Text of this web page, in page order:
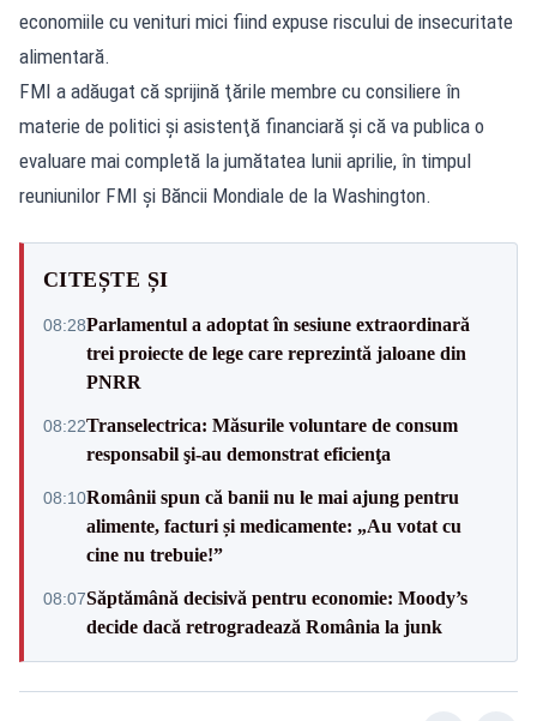
economiile cu venituri mici fiind expuse riscului de insecuritate
alimentară.
FMI a adăugat că sprijină ţările membre cu consiliere în
materie de politici şi asistenţă financiară şi că va publica o
evaluare mai completă la jumătatea lunii aprilie, în timpul
reuniunilor FMI şi Băncii Mondiale de la Washington.
CITEȘTE ȘI
08:28Parlamentul a adoptat în sesiune extraordinară
trei proiecte de lege care reprezintă jaloane din
PNRR
08:22Transelectrica: Măsurile voluntare de consum
responsabil şi-au demonstrat eficienţa
08:10Românii spun că banii nu le mai ajung pentru
alimente, facturi și medicamente: „Au votat cu
cine nu trebuie!”
08:07Săptămână decisivă pentru economie: Moody’s
decide dacă retrogradează România la junk